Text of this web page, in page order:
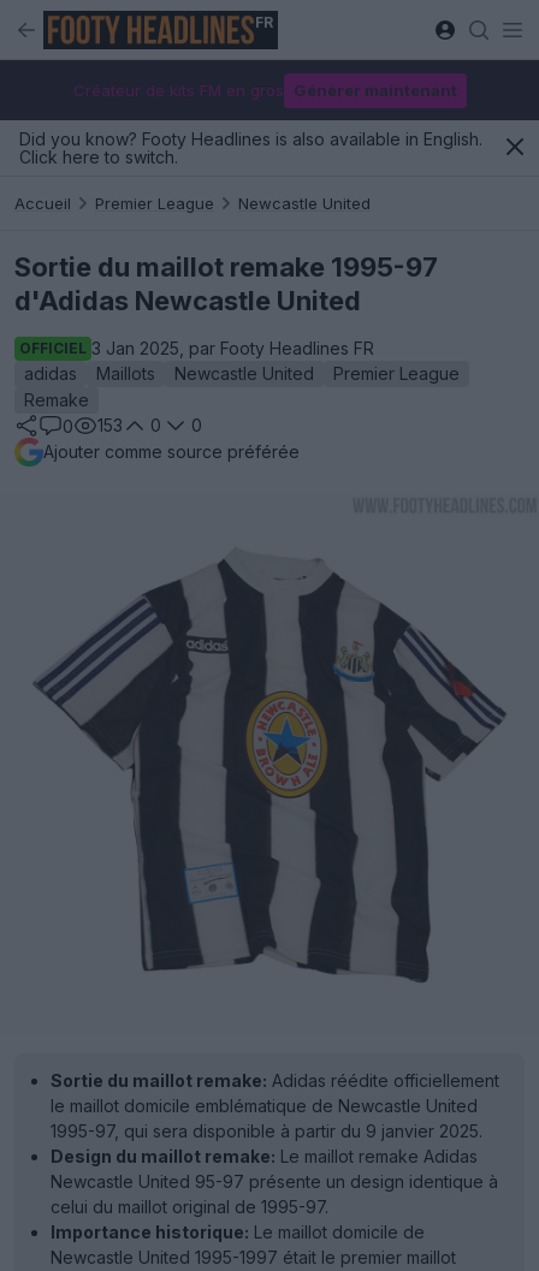
FR
Créateur de kits FM en gros Générer maintenant
Did you know? Footy Headlines is also available in English.
Click here to switch.
Accueil Premier League Newcastle United
Sortie du maillot remake 1995-97
d'Adidas Newcastle United
OFFICIEL 3 Jan 2025, par Footy Headlines FR
adidas
Maillots Newcastle United
Premier League
Remake
0
153 0
0
Ajouter comme source préférée
Sortie du maillot remake: Adidas réédite officiellement
le maillot domicile emblématique de Newcastle United
1995-97, qui sera disponible à partir du 9 janvier 2025.
Design du maillot remake: Le maillot remake Adidas
Newcastle United 95-97 présente un design identique à
celui du maillot original de 1995-97.
Importance historique: Le maillot domicile de
Newcastle United 1995-1997 était le premier maillot